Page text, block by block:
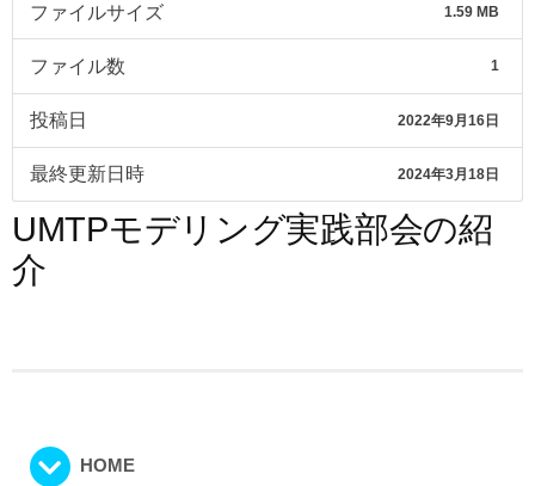
ファイルサイズ 1.59 MB
ファイル数 1
投稿日 2022年9月16日
最終更新日時 2024年3月18日
UMTPモデリング実践部会の紹
介
HOME